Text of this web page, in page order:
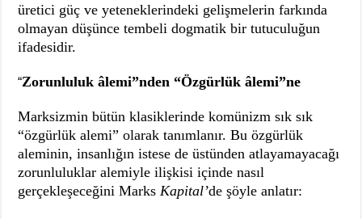
üretici güç ve yeteneklerindeki gelişmelerin farkında
olmayan düşünce tembeli dogmatik bir tutuculuğun
ifadesidir.
“Zorunluluk âlemi”nden “Özgürlük âlemi”ne
Marksizmin bütün klasiklerinde komünizm sık sık
“özgürlük alemi” olarak tanımlanır. Bu özgürlük
aleminin, insanlığın istese de üstünden atlayamayacağı
zorunluluklar alemiyle ilişkisi içinde nasıl
gerçekleşeceğini MarksKapital’de şöyle anlatır: